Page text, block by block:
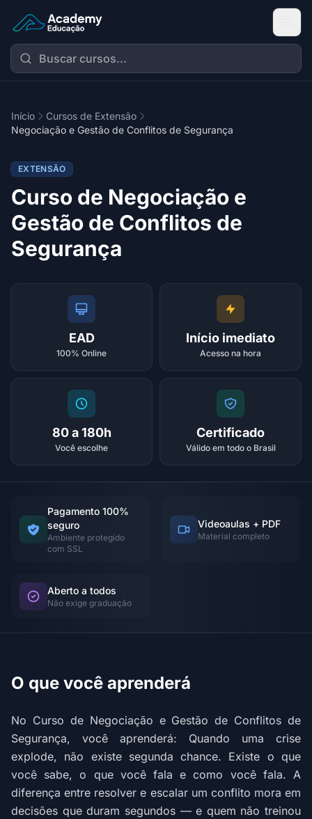
Academy Extensão
Início
Cursos de Extensão
Negociação e Gestão de Conflitos de Segurança
EXTENSÃO
Curso de Negociação e
Gestão de Conflitos de
Segurança
EAD
100% Online
Início imediato
Acesso na hora
80 a 180h
Você escolhe
Certificado
Válido em todo o Brasil
Pagamento 100%
seguro
Ambiente protegido
com SSL
Videoaulas + PDF
Material completo
Aberto a todos
Não exige graduação
O que você aprenderá
No Curso de Negociação e Gestão de Conflitos de
Segurança, você aprenderá: Quando uma crise
explode, não existe segunda chance. Existe o que
você sabe, o que você fala e como você fala. A
diferença entre resolver e escalar um conflito mora em
decisões que duram segundos — e quem não treinou